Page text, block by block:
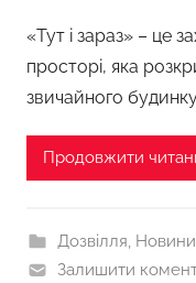
«Тут і зараз» – це
просторі, яка
звичайного
Продовжити
Дозвілля Новини
Залишити